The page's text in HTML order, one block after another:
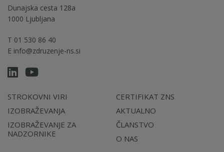
Dunajska cesta 128a
1000 Ljubljana
T 01 530 86 40
E info@zdruzenje-ns.si
STROKOVNI VIRI
IZOBRAŽEVANJA
IZOBRAŽEVANJE ZA
NADZORNIKE
CERTIFIKAT ZNS
AKTUALNO
ČLANSTVO
O NAS